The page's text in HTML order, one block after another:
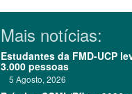
Mais notícias:
Estudantes da FMD-UCP
3.000 pessoas
5 Agosto, 2026